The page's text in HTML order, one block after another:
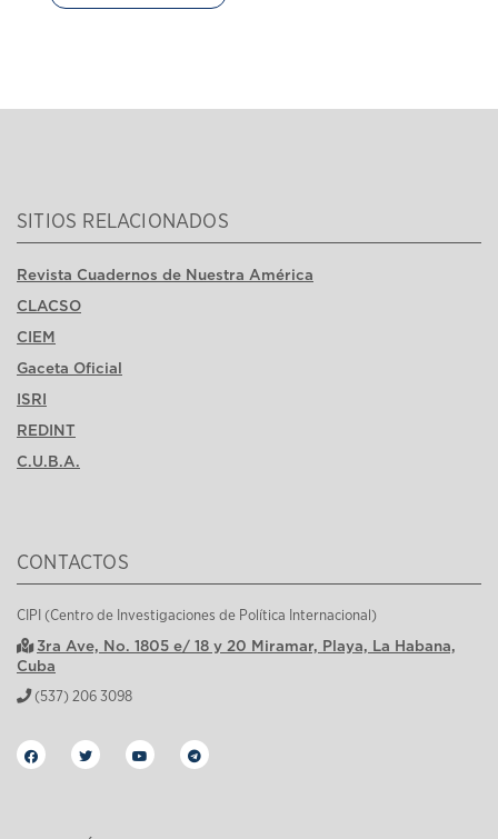
SITIOS RELACIONADOS
Revista Cuadernos de Nuestra América
CLACSO
CIEM
Gaceta Oficial
ISRI
REDINT
C.U.B.A.
CONTACTOS
CIPI (Centro de Investigaciones de Política Internacional)
3ra Ave, No. 1805 e/ 18 y 20 Miramar, Playa, La Habana,
Cuba
(537) 206 3098